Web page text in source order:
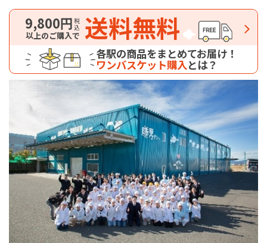
9,800円税込
以上のご購入で 送料無料
各駅の商品をまとめてお届け！
ワンバスケット購入とは？